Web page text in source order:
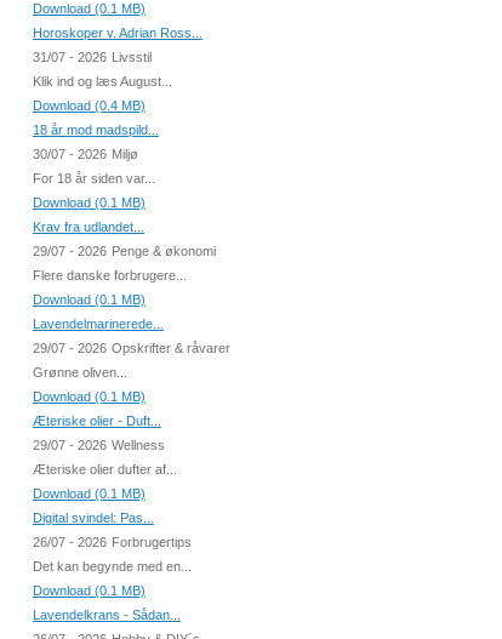
Download (0.1 MB)
Horoskoper v. Adrian Ross...
31/07 - 2026 Livsstil
Klik ind og læs August...
Download (0.4 MB)
18 år mod madspild...
30/07 - 2026 Miljø
For 18 år siden var...
Download (0.1 MB)
Krav fra udlandet...
29/07 - 2026 Penge & økonomi
Flere danske forbrugere...
Download (0.1 MB)
Lavendelmarinerede...
29/07 - 2026 Opskrifter & råvarer
Grønne oliven...
Download (0.1 MB)
Æteriske olier - Duft...
29/07 - 2026 Wellness
Æteriske olier dufter af...
Download (0.1 MB)
Digital svindel: Pas...
26/07 - 2026 Forbrugertips
Det kan begynde med en...
Download (0.1 MB)
Lavendelkrans - Sådan...